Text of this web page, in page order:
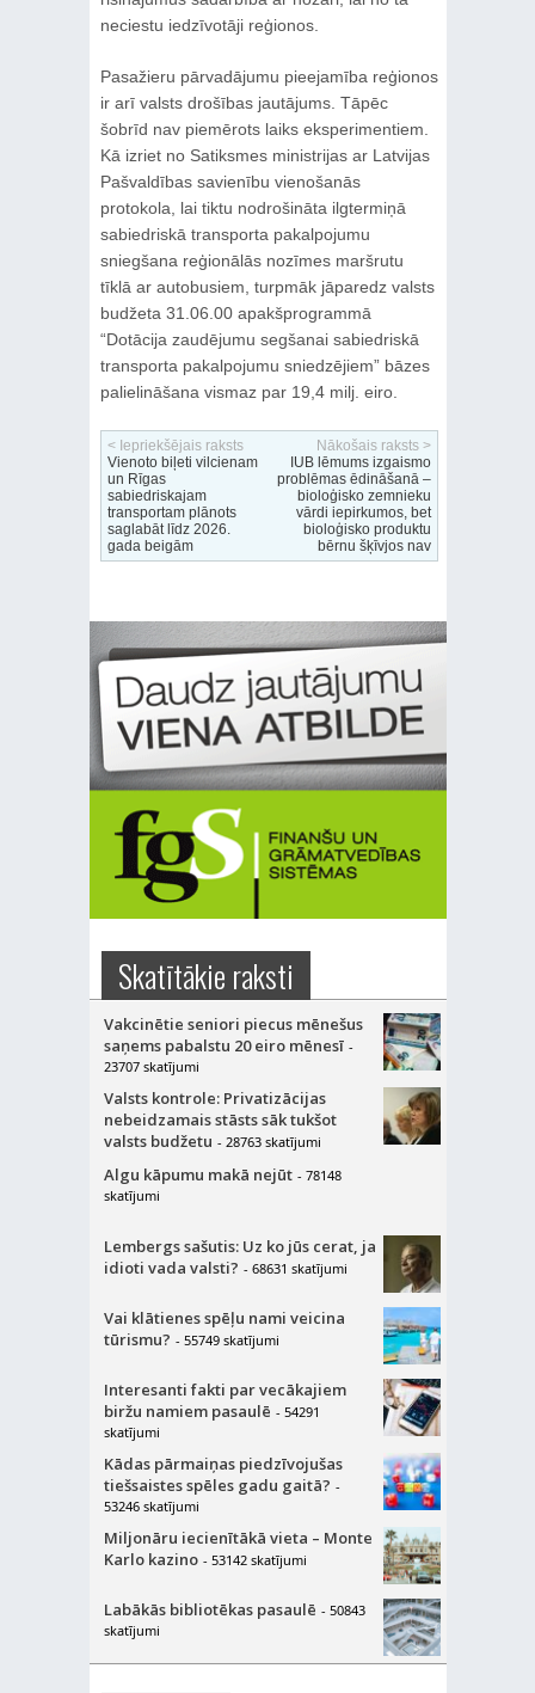
neciestu iedzīvotāji reģionos.
Pasažieru pārvadājumu pieejamība reģionos
ir arī valsts drošības jautājums. Tāpēc
šobrīd nav piemērots laiks eksperimentiem.
Kā izriet no Satiksmes ministrijas ar Latvijas
Pašvaldības savienību vienošanās
protokola, lai tiktu nodrošināta ilgtermiņā
sabiedriskā transporta pakalpojumu
sniegšana reģionālās nozīmes maršrutu
tīklā ar autobusiem, turpmāk jāparedz valsts
budžeta 31.06.00 apakšprogrammā
“Dotācija zaudējumu segšanai sabiedriskā
transporta pakalpojumu sniedzējiem” bāzes
palielināšana vismaz par 19,4 milj. eiro.
< Iepriekšējais raksts
Vienoto biļeti vilcienam
un Rīgas
sabiedriskajam
transportam plānots
saglabāt līdz 2026.
gada beigām
Nākošais raksts >
IUB lēmums izgaismo
problēmas ēdināšanā –
bioloģisko zemnieku
vārdi iepirkumos, bet
bioloģisko produktu
bērnu šķīvjos nav
Skatītākie raksti
Vakcinētie seniori piecus mēnešus
saņems pabalstu 20 eiro mēnesī -
23707 skatījumi
Valsts kontrole: Privatizācijas
nebeidzamais stāsts sāk tukšot
valsts budžetu - 28763 skatījumi
Algu kāpumu makā nejūt - 78148
skatījumi
Lembergs sašutis: Uz ko jūs cerat, ja
idioti vada valsti? - 68631 skatījumi
Vai klātienes spēļu nami veicina
tūrismu? - 55749 skatījumi
Interesanti fakti par vecākajiem
biržu namiem pasaulē - 54291
skatījumi
Kādas pārmaiņas piedzīvojušas
tiešsaistes spēles gadu gaitā? -
53246 skatījumi
Miljonāru iecienītākā vieta – Monte
Karlo kazino - 53142 skatījumi
Labākās bibliotēkas pasaulē - 50843
skatījumi